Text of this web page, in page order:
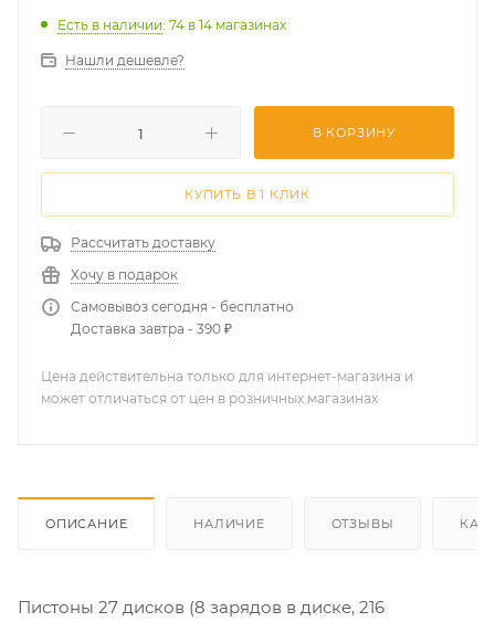
Есть в наличии: 74 в 14 магазинах
Нашли дешевле?
В КОРЗИНУ
КУПИТЬ В 1 КЛИК
Рассчитать доставку
Хочу в подарок
Самовывоз сегодня - бесплатно
Доставка завтра - 390 ₽
Цена действительна только для интернет-магазина и
может отличаться от цен в розничных магазинах
ОПИСАНИЕ НАЛИЧИЕ ОТЗЫВЫ КАК
Пистоны 27 дисков (8 зарядов в диске, 216